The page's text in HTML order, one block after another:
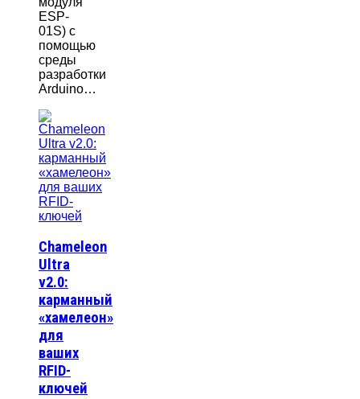
ESP-
01S) с
помощью
среды
разработки
Arduino…
Chameleon
Ultra
v2.0:
карманный
«хамелеон»
для
ваших
RFID-
ключей